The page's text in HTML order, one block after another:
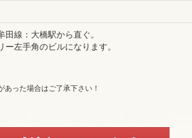
田線：大橋駅から直ぐ。
ー左手角のビルになります。
った場合はご了承下さい！